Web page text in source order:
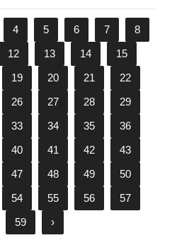
4 5 6 7
8
12 13 14
15
19 20 21
22
26 27 28
29
33 34 35
36
40 41 42
43
47 48 49
50
54 55 56
57
59 ›